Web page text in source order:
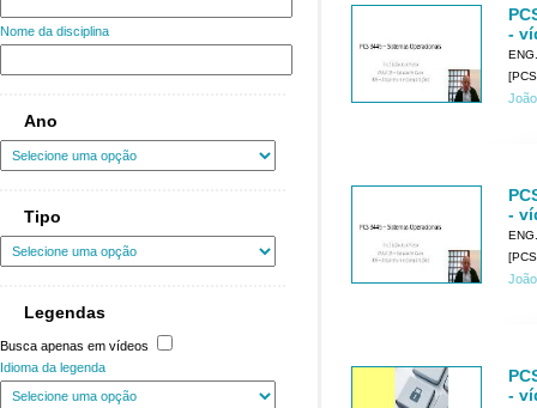
Nome da disciplina
Ano
Tipo
Legendas
Busca apenas em vídeos
Idioma da legenda
-
-
-